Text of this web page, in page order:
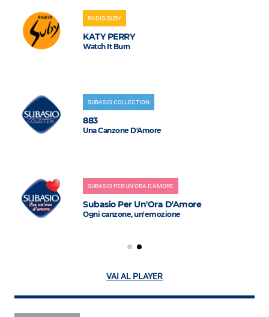
RADIO SUBY
KATY PERRY
Watch It Burn
SUBASIO COLLECTION
883
Una Canzone D'Amore
SUBASIO PER UN'ORA D'AMORE
Subasio Per Un'Ora D'Amore
Ogni canzone, un'emozione
VAI AL PLAYER